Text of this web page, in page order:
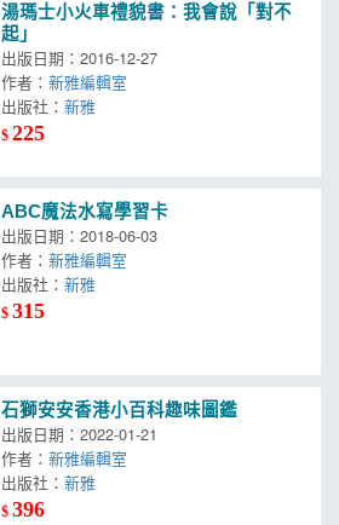
湯瑪士小火車禮貌書：我會說「對不
起」
出版日期：2016-12-27
作者：新雅編輯室
出版社：
$225
ABC魔法水寫學習卡
出版日期：2018-06-03
作者：新雅編輯室
出版社：
$315
石獅安安香港小百科趣味圖鑑
出版日期：2022-01-21
作者：新雅編輯室
出版社：
$396